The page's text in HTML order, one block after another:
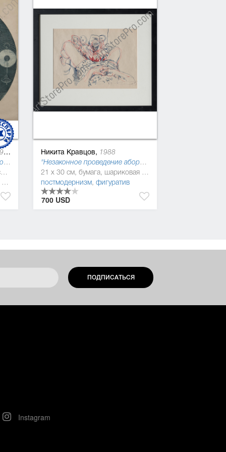
"Победа над временем" №10, офорт ("Королевство абсурдов Джонатана Свифта"), 1978
33 x 33 см, бумага, типографская краска
абстракционизм
Никита Кравцов, 1988
"Незаконное проведение аборта" ("Криминальный кодекс Украины, 2016"), 2015
21 x 30 см, бумага, шариковая ручка
постмодернизм, фигуратив
700 USD
ПОДПИСАТЬСЯ
Instagram